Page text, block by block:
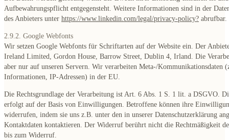
Aufbewahrungspflicht entgegensteht. Weitere Informationen sind in der
des Anbieters unter https://www.linkedin.com/legal/privacy-policy? abrufbar.
2.9.2. Google Webfonts
Wir setzen Google Webfonts für Schriftarten auf der Website ein. Der
Ireland Limited, Gordon House, Barrow Street, Dublin 4, Irland. Die
aber nur auf unseren Servern. Wir verarbeiten Meta-/Kommunikationsdaten
Informationen, IP-Adressen) in der EU.
Die Rechtsgrundlage der Verarbeitung ist Art. 6 Abs. 1 S. 1 lit. a DSGVO.
erfolgt auf der Basis von Einwilligungen. Betroffene können ihre
widerrufen, indem sie uns z.B. unter den in unserer Datenschutzerklärung
Kontaktdaten kontaktieren. Der Widerruf berührt nicht die Rechtmäßigkeit
bis zum Widerruf.